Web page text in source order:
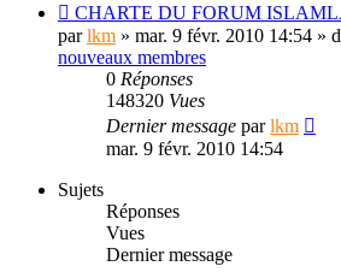
CHARTE DU FORUM
parlkm » mar. 9 févr. 2010 14:54 »
nouveaux membres
0 Réponses
148320 Vues
Dernier message parlkm
mar. 9 févr. 2010 14:54
Sujets
Réponses
Vues
Dernier message